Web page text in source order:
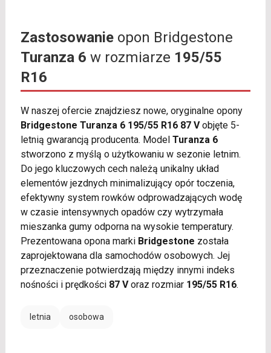
Zastosowanieopon Bridgestone
Turanza 6 w rozmiarze 195/55
R16
W naszej ofercie znajdziesz nowe, oryginalne opony
Bridgestone Turanza 6 195/55 R16 87 Vobjęte 5-
letnią gwarancją producenta. Model Turanza 6
stworzono z myślą o użytkowaniu w sezonie letnim.
Do jego kluczowych cech należą unikalny układ
elementów jezdnych minimalizujący opór toczenia,
efektywny system rowków odprowadzających wodę
w czasie intensywnych opadów czy wytrzymała
mieszanka gumy odporna na wysokie temperatury.
Prezentowana opona marki Bridgestone została
zaprojektowana dla samochodów osobowych. Jej
przeznaczenie potwierdzają między innymi indeks
nośności i prędkości 87 Voraz rozmiar 195/55 R16.
letnia osobowa